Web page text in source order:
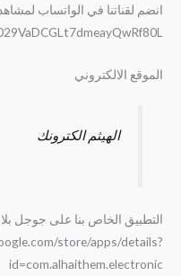
انضم لقناتنا في الواتساب
الموقع الالكتروني
الهيثم الكترونك
التطبيق الخاص بنا على جوجل
store/apps/details?
id=com.alhaithem.electronic